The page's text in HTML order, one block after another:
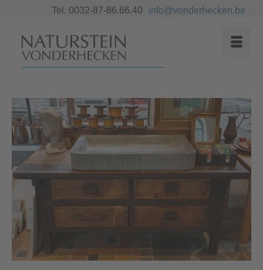
Tel. 0032-87-86.66.40 info@vonderhecken.be